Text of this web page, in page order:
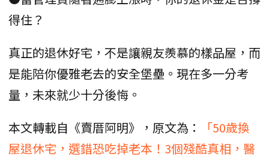
得住？
真正的退休好宅，不是讓親友羨慕的樣品屋，而
是能陪你優雅老去的安全堡壘。現在多一分考
量，未來就少十分後悔。
本文轉載自《賣厝阿明》，原文為：
「50歲換
屋退休宅，選錯恐吃掉老本！3個殘酷真相，醫